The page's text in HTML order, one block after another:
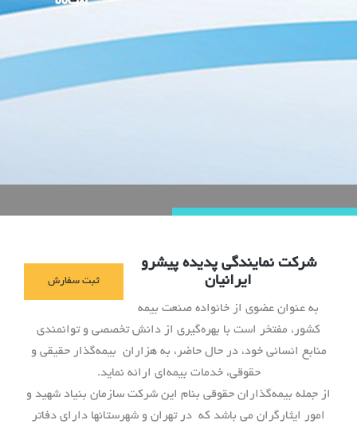
ثبت سفارش
شرکت نمایندگی پدیده پیشرو
ایرانیان
به عنوان عضوی از خانواده صنعت بیمه
کشور، مفتخر است با بهره‌گیری از دانش تخصصی و توانمندی
منابع انسانی خود، در حال حاضر، به هزاران بیمه‌گذار حقیقی و
حقوقی، خدمات بیمه‌ای ارائه نماید.
از جمله بیمه‌گذاران حقوقی بنام این شرکت سازمان بنیاد شهید و
امور ایثارگران می باشد که در تهران و شهرستانها داراي دفاتر